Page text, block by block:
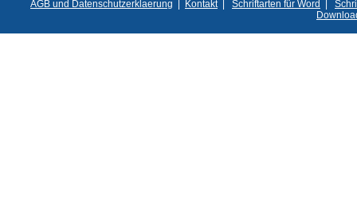
AGB und Datenschutzerklaerung Kontakt| Schriftarten für Word